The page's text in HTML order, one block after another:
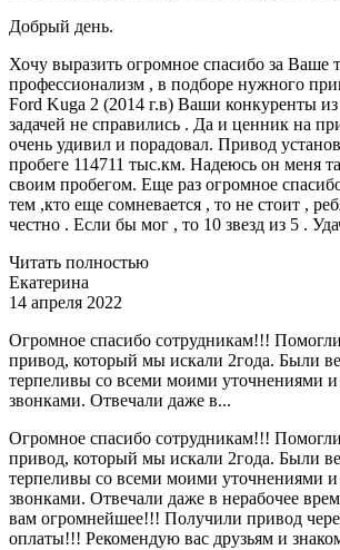
Добрый день.
Хочу выразить огромное спасибо за Ваше
профессионализм , в подборе нужного
Ford Kuga 2 (2014 г.в) Ваши конкуренты из
задачей не справились . Да и ценник на
очень удивил и порадовал. Привод
пробеге 114711 тыс.км. Надеюсь он меня
своим пробегом. Еще раз огромное
тем ,кто еще сомневается , то не стоит ,
честно . Если бы мог , то 10 звезд из 5 .
Читать полностью
Екатерина
14 апреля 2022
Огромное спасибо сотрудникам!!!
привод, который мы искали 2года. Были
терпеливы со всеми моими уточнениями
звонками. Отвечали даже в...
Огромное спасибо сотрудникам!!!
привод, который мы искали 2года. Были
терпеливы со всеми моими уточнениями
звонками. Отвечали даже в нерабочее
вам огромнейшее!!! Получили привод
оплаты!!! Рекомендую вас друзьям и